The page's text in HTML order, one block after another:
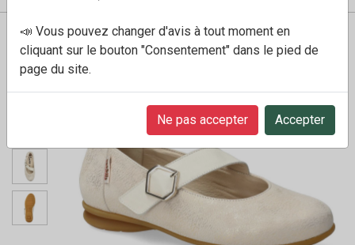
Boutique Femme sabria sable clair
📣 Vous pouvez changer d'avis à tout moment en
cliquant sur le bouton "Consentement" dans le pied de
page du site.
Ne pas accepter Accepter